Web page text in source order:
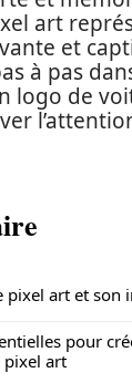
art
et
à pas
logo de
pixel art et son
pour
art